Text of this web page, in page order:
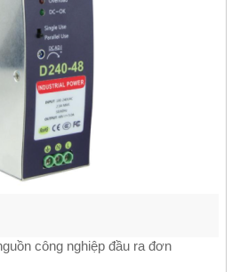
công nghiệp đầu ra đơn